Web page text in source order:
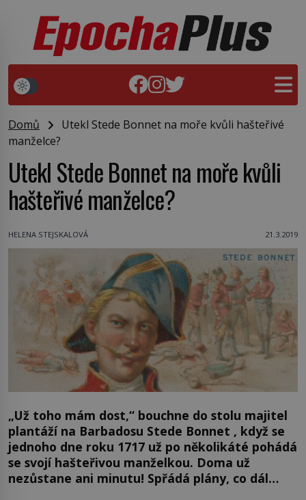
Domů
Utekl Stede Bonnet na moře kvůli hašteřivé
manželce?
Utekl Stede Bonnet na moře kvůli
hašteřivé manželce?
HELENA STEJSKALOVÁ 21.3.2019
„Už toho mám dost,“ bouchne do stolu majitel
plantáží na Barbadosu Stede Bonnet , když se
jednoho dne roku 1717 už po několikáté pohádá
se svojí hašteřivou manželkou. Doma už
nezůstane ani minutu! Spřádá plány, co dál…